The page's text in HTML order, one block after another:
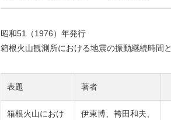
昭和51（1976）年発行
箱根火山観測所における地震の振動継続時間
表題 著者
箱根火山におけ
伊東博、袴田和夫、